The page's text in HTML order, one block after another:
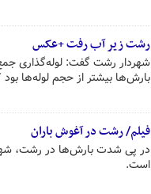
رشت زیر آب رفت‌ +عکس
شهردار رشت گفت: لوله‌گذاری
بارش‌ها بیشتر از حجم لوله‌ها
فیلم/ رشت در آغوش باران
در پی شدت بارش‌ها در رشت، شهر
است.